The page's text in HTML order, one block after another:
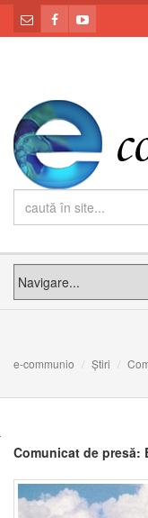
e-communio Știri
Comunicat de presă: